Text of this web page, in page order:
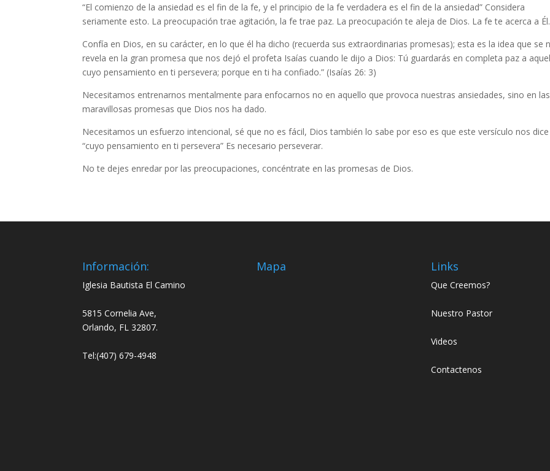
“El comienzo de la ansiedad es el fin de la fe, y el principio de la fe verdadera es el fin de la ansiedad” Considera
seriamente esto. La preocupación trae agitación, la fe trae paz. La preocupación te aleja de Dios. La fe te acerca a Él.
Confía en Dios, en su carácter, en lo que él ha dicho (recuerda sus extraordinarias promesas); esta es la idea que se
revela en la gran promesa que nos dejó el profeta Isaías cuando le dijo a Dios: Tú guardarás en completa paz a aquel
cuyo pensamiento en ti persevera; porque en ti ha confiado.” (Isaías 26: 3)
Necesitamos entrenarnos mentalmente para enfocarnos no en aquello que provoca nuestras ansiedades, sino en las
maravillosas promesas que Dios nos ha dado.
Necesitamos un esfuerzo intencional, sé que no es fácil, Dios también lo sabe por eso es que este versículo nos dice
“cuyo pensamiento en ti persevera” Es necesario perseverar.
No te dejes enredar por las preocupaciones, concéntrate en las promesas de Dios.
Información:
Iglesia Bautista El Camino
5815 Cornelia Ave,
Orlando, FL 32807.
Tel:(407) 679-4948
Mapa Links
Que Creemos?
Nuestro Pastor
Videos
Contactenos